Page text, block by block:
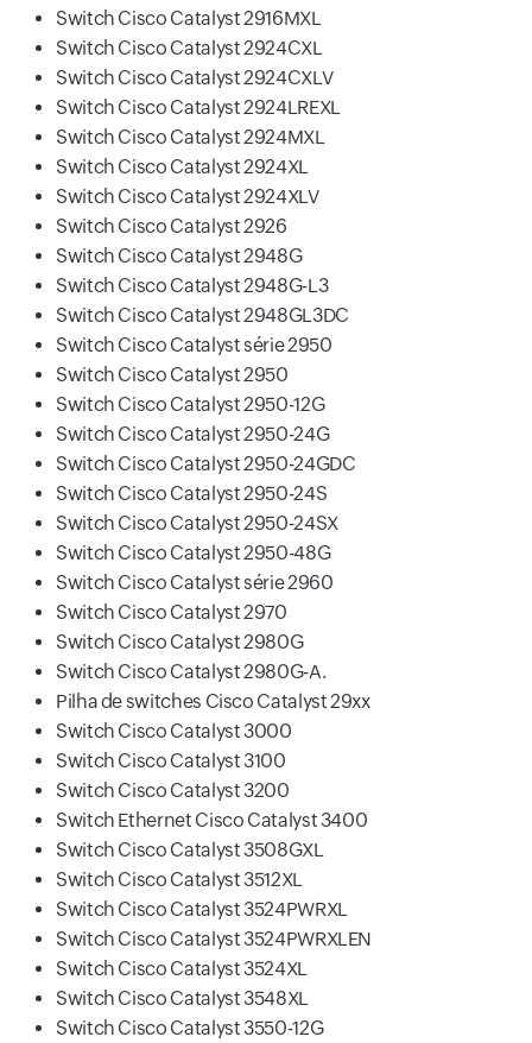
Switch Cisco Catalyst 2916MXL
Switch Cisco Catalyst 2924CXL
Switch Cisco Catalyst 2924CXLV
Switch Cisco Catalyst 2924LREXL
Switch Cisco Catalyst 2924MXL
Switch Cisco Catalyst 2924XL
Switch Cisco Catalyst 2924XLV
Switch Cisco Catalyst 2926
Switch Cisco Catalyst 2948G
Switch Cisco Catalyst 2948G-L3
Switch Cisco Catalyst 2948GL3DC
Switch Cisco Catalyst série 2950
Switch Cisco Catalyst 2950
Switch Cisco Catalyst 2950-12G
Switch Cisco Catalyst 2950-24G
Switch Cisco Catalyst 2950-24GDC
Switch Cisco Catalyst 2950-24S
Switch Cisco Catalyst 2950-24SX
Switch Cisco Catalyst 2950-48G
Switch Cisco Catalyst série 2960
Switch Cisco Catalyst 2970
Switch Cisco Catalyst 2980G
Switch Cisco Catalyst 2980G-A.
Pilha de switches Cisco Catalyst 29xx
Switch Cisco Catalyst 3000
Switch Cisco Catalyst 3100
Switch Cisco Catalyst 3200
Switch Ethernet Cisco Catalyst 3400
Switch Cisco Catalyst 3508GXL
Switch Cisco Catalyst 3512XL
Switch Cisco Catalyst 3524PWRXL
Switch Cisco Catalyst 3524PWRXLEN
Switch Cisco Catalyst 3524XL
Switch Cisco Catalyst 3548XL
Switch Cisco Catalyst 3550-12G